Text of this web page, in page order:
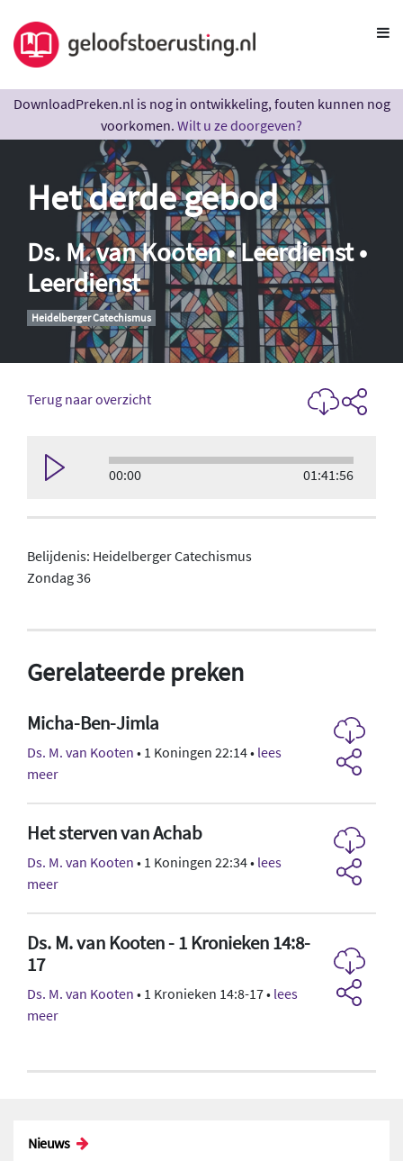
DownloadPreken.nl is nog in ontwikkeling, fouten kunnen nog
voorkomen. Wilt u ze doorgeven?
Het derde gebod
Ds. M. van Kooten • Leerdienst •
Leerdienst
Heidelberger Catechismus
Terug naar overzicht
00:00 01:41:56
Belijdenis: Heidelberger Catechismus
Zondag 36
Gerelateerde preken
Micha-Ben-Jimla
Ds. M. van Kooten • 1 Koningen 22:14 • lees
meer
Het sterven van Achab
Ds. M. van Kooten • 1 Koningen 22:34 • lees
meer
Ds. M. van Kooten - 1 Kronieken 14:8-
17
Ds. M. van Kooten • 1 Kronieken 14:8-17 • lees
meer
Nieuws